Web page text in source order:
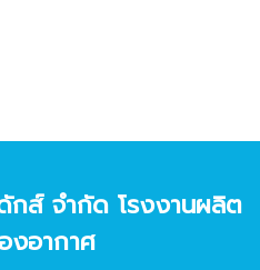
กส์ จํากัด โรงงานผลิต
งอากาศ